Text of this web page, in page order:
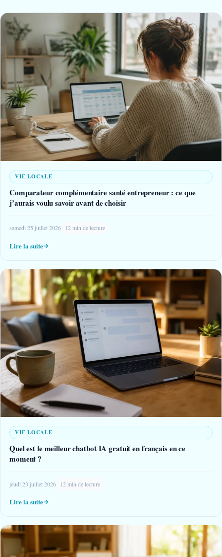
VIE LOCALE
Comparateur complémentaire santé entrepreneur : ce que
j’aurais voulu savoir avant de choisir
samedi 25 juillet 2026 12 min de lecture
Lire la suite
VIE LOCALE
Quel est le meilleur chatbot IA gratuit en français en ce
moment ?
jeudi 23 juillet 2026 12 min de lecture
Lire la suite